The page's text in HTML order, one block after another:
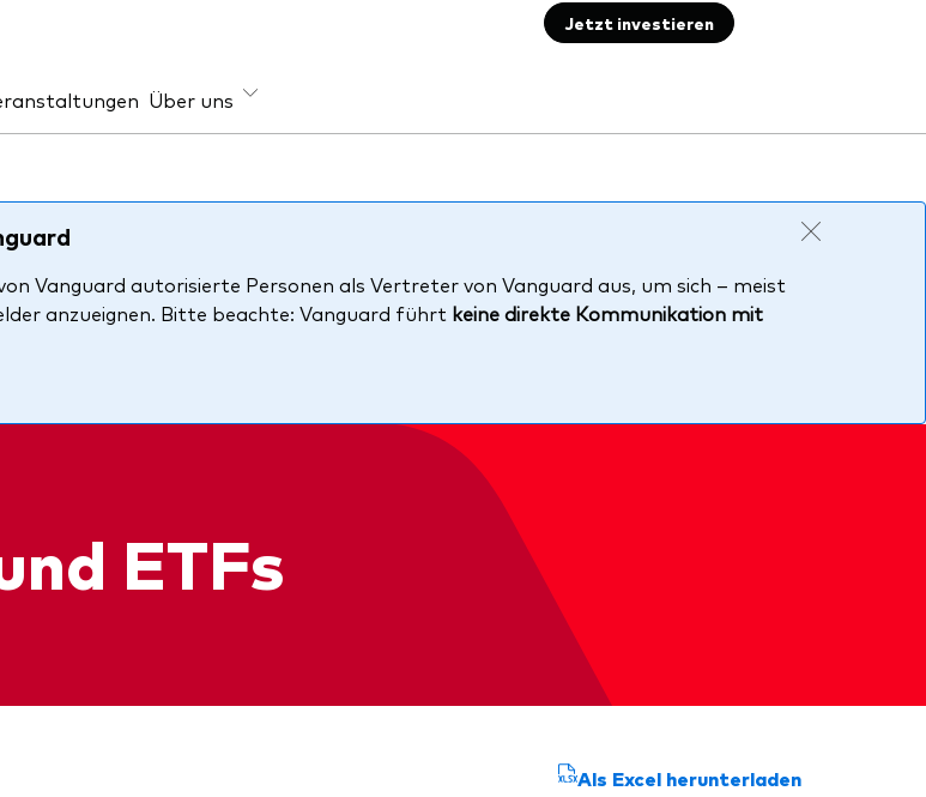
Jetzt investieren
Länder-ETFs
LifeStrategy
Über uns
Vanguard autorisierte Personen als Vertreter von Vanguard aus, um sich – meist
anzueignen. Bitte beachte: Vanguard führt keine direkte Kommunikation mit
ETFs
Als Excel herunterladen